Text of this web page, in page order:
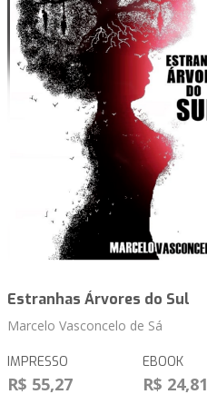
Estranhas Árvores do Sul
Marcelo Vasconcelo de Sá
IMPRESSO
R$ 55,27
EBOOK
R$ 24,81